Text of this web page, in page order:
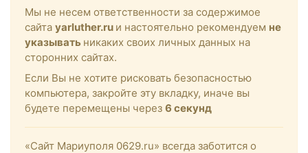
Мы не несем ответственности за содержимое
сайта yarluther.ru и настоятельно рекомендуем не
указывать никаких своих личных данных на
сторонних сайтах.
Если Вы не хотите рисковать безопасностью
компьютера, закройте эту вкладку, иначе вы
будете перемещены через 6 секунд
«Сайт Мариуполя 0629.ru» всегда заботится о